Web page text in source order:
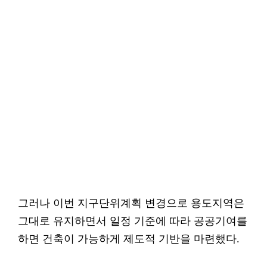
그러나 이번 지구단위계획 변경으로 용도지역은
그대로 유지하면서 일정 기준에 따라 공공기여를
하면 건축이 가능하게 제도적 기반을 마련했다.